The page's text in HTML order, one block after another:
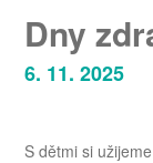
Dny
6. 11. 2025
S dětmi si